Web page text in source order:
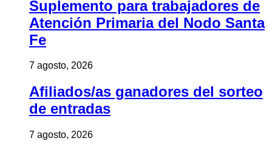
Suplemento para trabajadores de
Atención Primaria del Nodo Santa
Fe
7 agosto, 2026
Afiliados/as ganadores del sorteo
de entradas
7 agosto, 2026